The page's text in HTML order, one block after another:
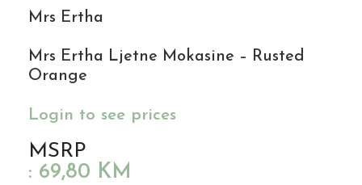
Mrs Ertha
Mrs Ertha Ljetne Mokasine – Rusted
Orange
Login to see prices
MSRP
: 69,80 KM